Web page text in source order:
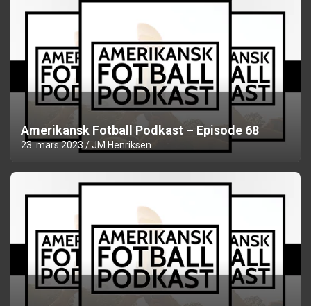
Amerikansk Fotball Podkast – Episode 68
23. mars 2023 JM Henriksen